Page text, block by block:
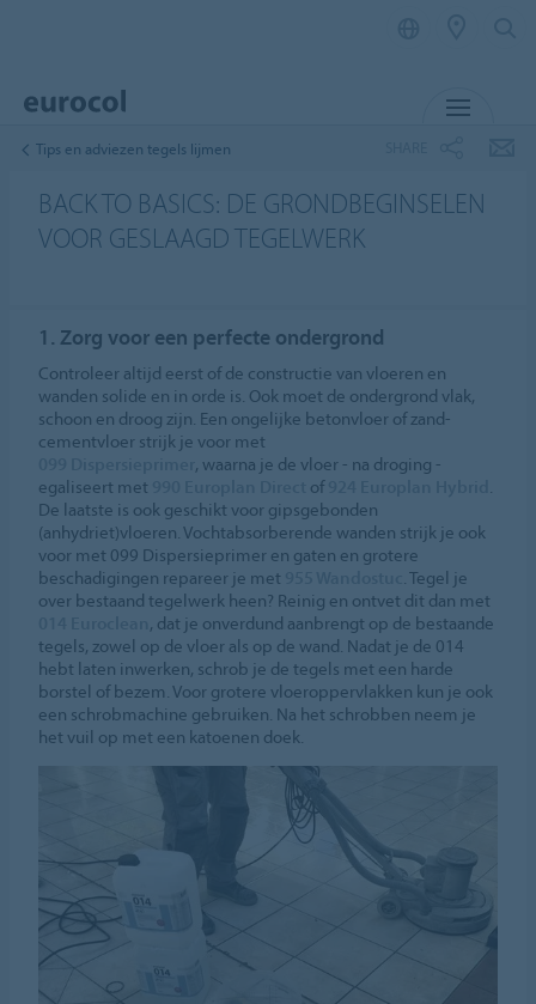
Tips en adviezen tegels lijmen
BACK TO BASICS: DE GRONDBEGINSELEN
VOOR GESLAAGD TEGELWERK
1. Zorg voor een perfecte ondergrond
Controleer altijd eerst of de constructie van vloeren en
wanden solide en in orde is. Ook moet de ondergrond vlak,
schoon en droog zijn. Een ongelijke betonvloer of zand-
cementvloer strijk je voor met
, waarna je de vloer - na droging -
egaliseert met
of
.
De laatste is ook geschikt voor gipsgebonden
(anhydriet)vloeren. Vochtabsorberende wanden strijk je ook
voor met 099 Dispersieprimer en gaten en grotere
beschadigingen repareer je met
. Tegel je
over bestaand tegelwerk heen? Reinig en ontvet dit dan met
, dat je onverdund aanbrengt op de bestaande
tegels, zowel op de vloer als op de wand. Nadat je de 014
hebt laten inwerken, schrob je de tegels met een harde
borstel of bezem. Voor grotere vloeroppervlakken kun je ook
een schrobmachine gebruiken. Na het schrobben neem je
het vuil op met een katoenen doek.